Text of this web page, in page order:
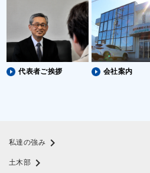
代表者ご挨拶 会社案内
私達の強み chevron_right
土木部 chevron_right